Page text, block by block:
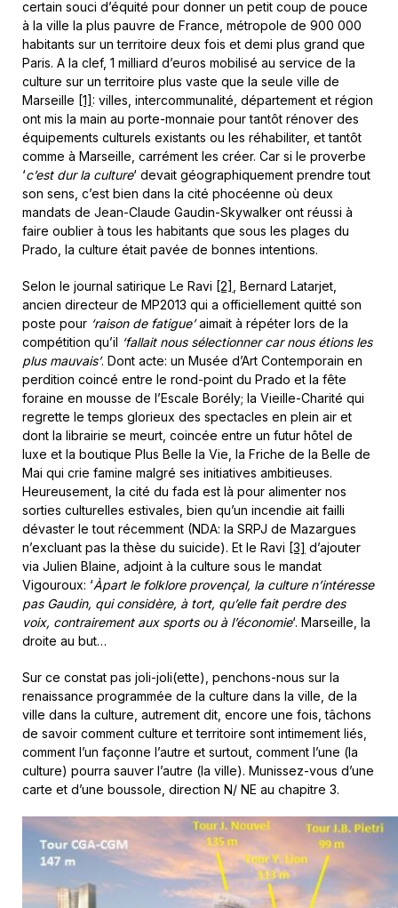
certain souci d’équité pour donner un petit coup de pouce
à la ville la plus pauvre de France, métropole de 900 000
habitants sur un territoire deux fois et demi plus grand que
Paris. A la clef, 1 milliard d’euros mobilisé au service de la
culture sur un territoire plus vaste que la seule ville de
Marseille [1]: villes, intercommunalité, département et région
ont mis la main au porte-monnaie pour tantôt rénover des
équipements culturels existants ou les réhabiliter, et tantôt
comme à Marseille, carrément les créer. Car si le proverbe
‘c’est dur la culture‘ devait géographiquement prendre tout
son sens, c’est bien dans la cité phocéenne où deux
mandats de Jean-Claude Gaudin-Skywalker ont réussi à
faire oublier à tous les habitants que sous les plages du
Prado, la culture était pavée de bonnes intentions.
Selon le journal satirique Le Ravi [2]
, Bernard Latarjet,
ancien directeur de MP2013 qui a officiellement quitté son
poste pour ‘raison de fatigue’aimait à répéter lors de la
compétition qu’il ‘fallait nous sélectionner car nous étions les
plus mauvais’. Dont acte: un Musée d’Art Contemporain en
perdition coincé entre le rond-point du Prado et la fête
foraine en mousse de l’Escale Borély; la Vieille-Charité qui
regrette le temps glorieux des spectacles en plein air et
dont la librairie se meurt, coincée entre un futur hôtel de
luxe et la boutique Plus Belle la Vie, la Friche de la Belle de
Mai qui crie famine malgré ses initiatives ambitieuses.
Heureusement, la cité du fada est là pour alimenter nos
sorties culturelles estivales, bien qu’un incendie ait failli
dévaster le tout récemment (NDA: la SRPJ de Mazargues
n’excluant pas la thèse du suicide). Et le Ravi [3] d’ajouter
via Julien Blaine, adjoint à la culture sous le mandat
Vigouroux: ‘Àpart le folklore provençal, la culture n’intéresse
pas Gaudin, qui considère, à tort, qu’elle fait perdre des
voix, contrairement aux sports ou à l’économie‘. Marseille, la
droite au but…
Sur ce constat pas joli-joli(ette), penchons-nous sur la
renaissance programmée de la culture dans la ville, de la
ville dans la culture, autrement dit, encore une fois, tâchons
de savoir comment culture et territoire sont intimement liés,
comment l’un façonne l’autre et surtout, comment l’une (la
culture) pourra sauver l’autre (la ville). Munissez-vous d’une
carte et d’une boussole, direction N/ NE au chapitre 3.